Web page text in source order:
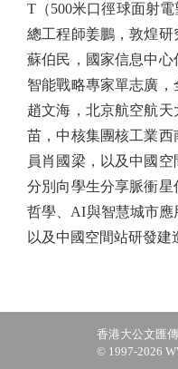
T（500米口徑球面射
總工程師姜鵬，敦煌
蘇伯民，國家信息中
智能戰略專家單志廣
趙文海，北京航空航
苗，中核集團核工業
員肖國梁，以及中國
分別向學生分享脈衝
哲學、AI與智慧城市應
以及中國空間站研發建
香港大公文匯
© 1997-2026